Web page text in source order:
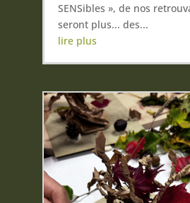
SENSibles », de nos
seront plus... des...
lire plus